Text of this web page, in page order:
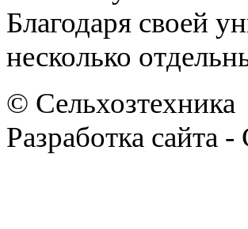
Благодаря своей
несколько
© Сельхозтехника
Разработка сайта